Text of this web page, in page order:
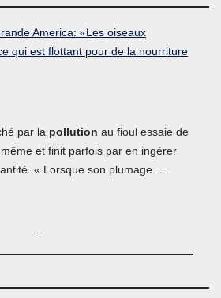
America: «Les oiseaux
qui est flottant pour de la nourriture
par la pollution au fioul essaie de
et finit parfois par en ingérer
« Lorsque son plumage …